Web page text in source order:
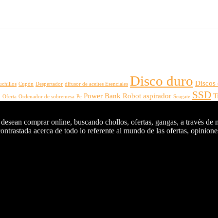
Cupón Despertador difusor de aceites Esenciales Disco duro Discos
Oferta Ordenador de sobremesa Pc Power Bank Robot aspirador Seagate SSD
comprar online, buscando chollos, ofertas, gangas, a través
acerca de todo lo referente al mundo de las ofertas,